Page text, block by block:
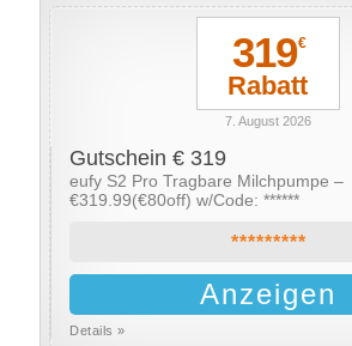
319€
Rabatt
7. August 2026
Gutschein € 319
eufy S2 Pro Tragbare Milchpumpe –
€319.99(€80off) w/Code: ******
*********
Anzeigen
Details »